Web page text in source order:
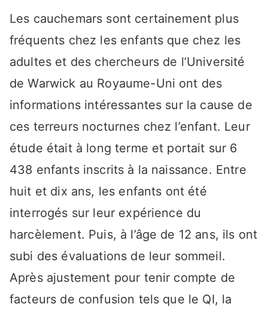
Les cauchemars sont certainement plus
fréquents chez les enfants que chez les
adultes et des chercheurs de l’Université
de Warwick au Royaume-Uni ont des
informations intéressantes sur la cause de
ces terreurs nocturnes chez l’enfant. Leur
étude était à long terme et portait sur 6
438 enfants inscrits à la naissance. Entre
huit et dix ans, les enfants ont été
interrogés sur leur expérience du
harcèlement. Puis, à l’âge de 12 ans, ils ont
subi des évaluations de leur sommeil.
Après ajustement pour tenir compte de
facteurs de confusion tels que le QI, la